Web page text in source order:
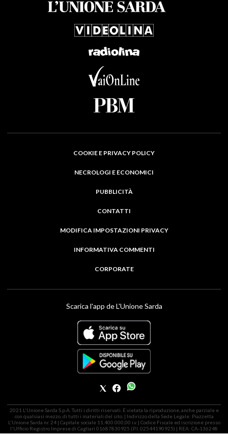
COOKIE E PRIVACY POLICY
NECROLOGI E ECONOMICI
PUBBLICITÀ
CONTATTI
MODIFICA IMPOSTAZIONI PRIVACY
INFORMATIVA COMMENTI
CORPORATE
Scarica l'app de L'Unione Sarda
2021 L'Unione Sarda S.p.A. Tutti i diritti riservati. É vietata la riproduzione, anche parziale e
con qualsiasi mezzo, di tutti i materiali del sito. | Indirizzo della Sede Legale: Piazzetta
L'Unione Sarda nr. 24 | Capitale sociale 11.400.000,00 i.v. | Codice Fiscale ed iscrizione presso
l'Ufficio Registro Imprese di Cagliari 01687830925 (P.I. 02544190925) | REA: CA-136248